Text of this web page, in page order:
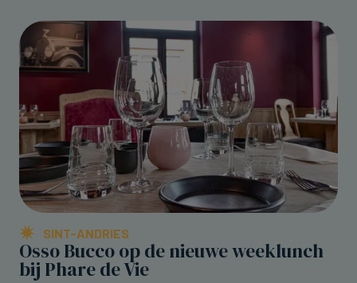
SINT-ANDRIES
Osso Bucco op de nieuwe weeklunch
bij Phare de Vie